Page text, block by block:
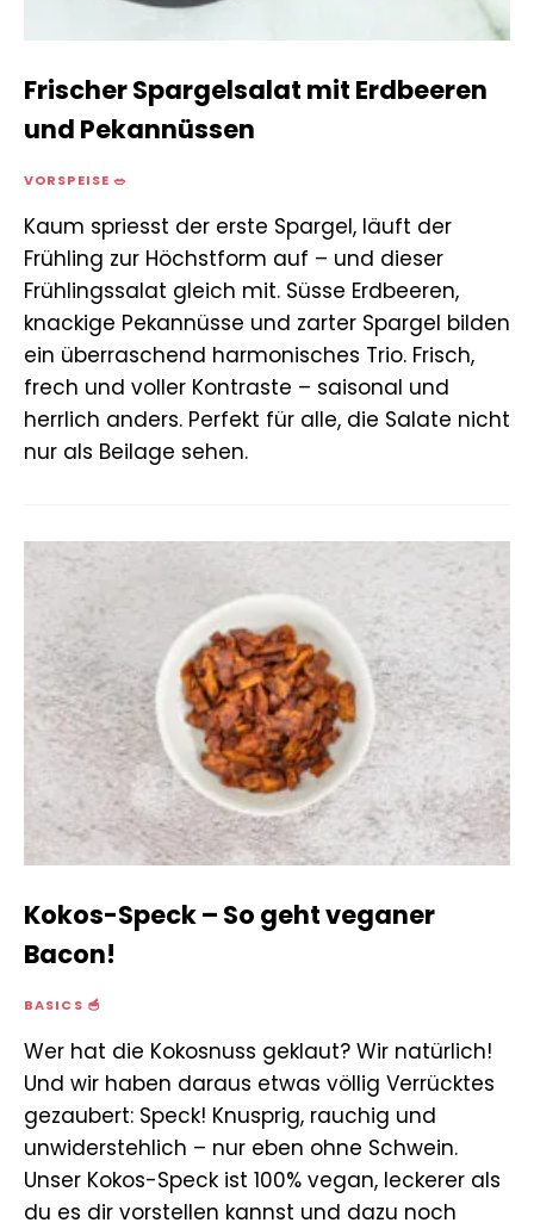
Frischer Spargelsalat mit Erdbeeren
und Pekannüssen
VORSPEISE 🥗
Kaum spriesst der erste Spargel, läuft der
Frühling zur Höchstform auf – und dieser
Frühlingssalat gleich mit. Süsse Erdbeeren,
knackige Pekannüsse und zarter Spargel bilden
ein überraschend harmonisches Trio. Frisch,
frech und voller Kontraste – saisonal und
herrlich anders. Perfekt für alle, die Salate nicht
nur als Beilage sehen.
Kokos-Speck – So geht veganer
Bacon!
BASICS 🥣
Wer hat die Kokosnuss geklaut? Wir natürlich!
Und wir haben daraus etwas völlig Verrücktes
gezaubert: Speck! Knusprig, rauchig und
unwiderstehlich – nur eben ohne Schwein.
Unser Kokos-Speck ist 100% vegan, leckerer als
du es dir vorstellen kannst und dazu noch